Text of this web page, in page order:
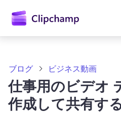
テ
キ
プ
ブログ ビジネス動画
仕事用のビデオ
作成して共有す